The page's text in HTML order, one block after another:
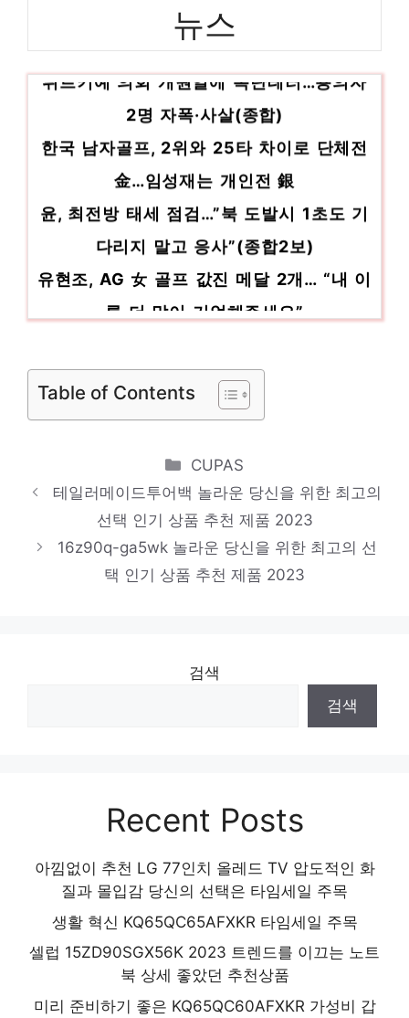
니콘모나크 새로운 시작, 새로운 아이템 인기
상품 추천 제품 2023
발란스핏종아리 품절임박! 지금 바로 찬스!
인기 상품 추천 제품 2023
뉴스
튀르키예 의회 개원일에 폭탄테러…용의자
2명 자폭·사살(종합)
한국 남자골프, 2위와 25타 차이로 단체전
金…임성재는 개인전 銀
윤, 최전방 태세 점검…”북 도발시 1초도 기
다리지 말고 응사”(종합2보)
유현조, AG 女 골프 값진 메달 2개… “내 이
름 더 많이 기억해주세요”
높은 업종은 ‘이것’
윤 대통령, 송편·떡갈비 들고 전방부대 격
경찰관 얼굴에 흉기질·주먹질 60대남, 2심
도 징역 3년
Table of Contents
Categories
CUPAS
테일러메이드투어백 놀라운 당신을 위한 최고의
선택 인기 상품 추천 제품 2023
16z90q-ga5wk 놀라운 당신을 위한 최고의 선
택 인기 상품 추천 제품 2023
검색
검색
Recent Posts
아낌없이 추천 LG 77인치 올레드 TV 압도적인 화
질과 몰입감 당신의 선택은 타임세일 주목
생활 혁신 KQ65QC65AFXKR 타임세일 주목
셀럽 15ZD90SGX56K 2023 트렌드를 이끄는 노트
북 상세 좋았던 추천상품
미리 준비하기 좋은 KQ65QC60AFXKR 가성비 갑